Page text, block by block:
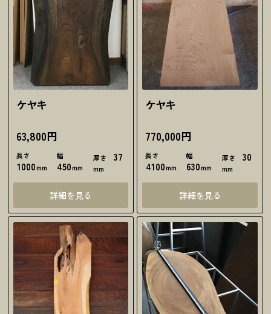
ケヤキ
63,800円
長さ
1000mm
幅
450mm
厚さ 37
mm
詳細を見る
ケヤキ
770,000円
長さ
4100mm
幅
630mm
厚さ 30
mm
詳細を見る